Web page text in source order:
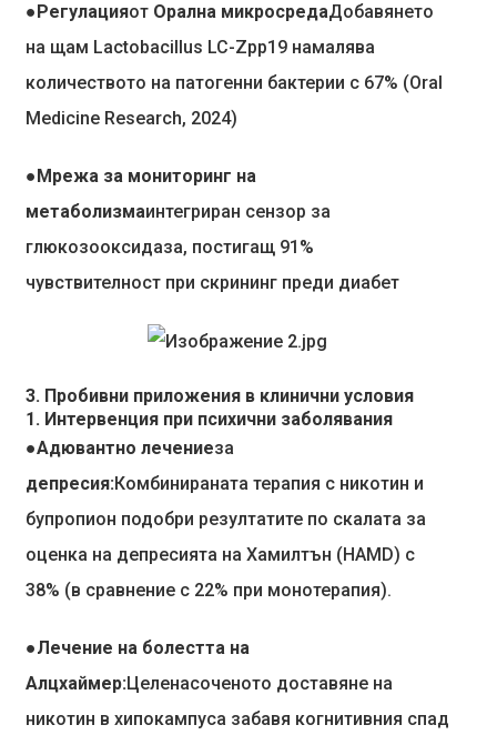
●Регулацияот Орална микросредаДобавянето
на щам Lactobacillus LC-Zpp19 намалява
количеството на патогенни бактерии с 67% (Oral
Medicine Research, 2024)
●Мрежа за мониторинг на
метаболизмаинтегриран сензор за
глюкозооксидаза, постигащ 91%
чувствителност при скрининг преди диабет
3. Пробивни приложения в клинични условия
1. Интервенция при психични заболявания
●Адювантно лечениеза
депресия:Комбинираната терапия с никотин и
бупропион подобри резултатите по скалата за
оценка на депресията на Хамилтън (HAMD) с
38% (в сравнение с 22% при монотерапия).
●Лечение на болестта на
Алцхаймер:Целенасоченото доставяне на
никотин в хипокампуса забавя когнитивния спад